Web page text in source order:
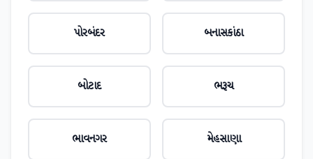
પોરબંદર બનાસકાંઠા
બોટાદ ભરૂચ
ભાવનગર મેહસાણા